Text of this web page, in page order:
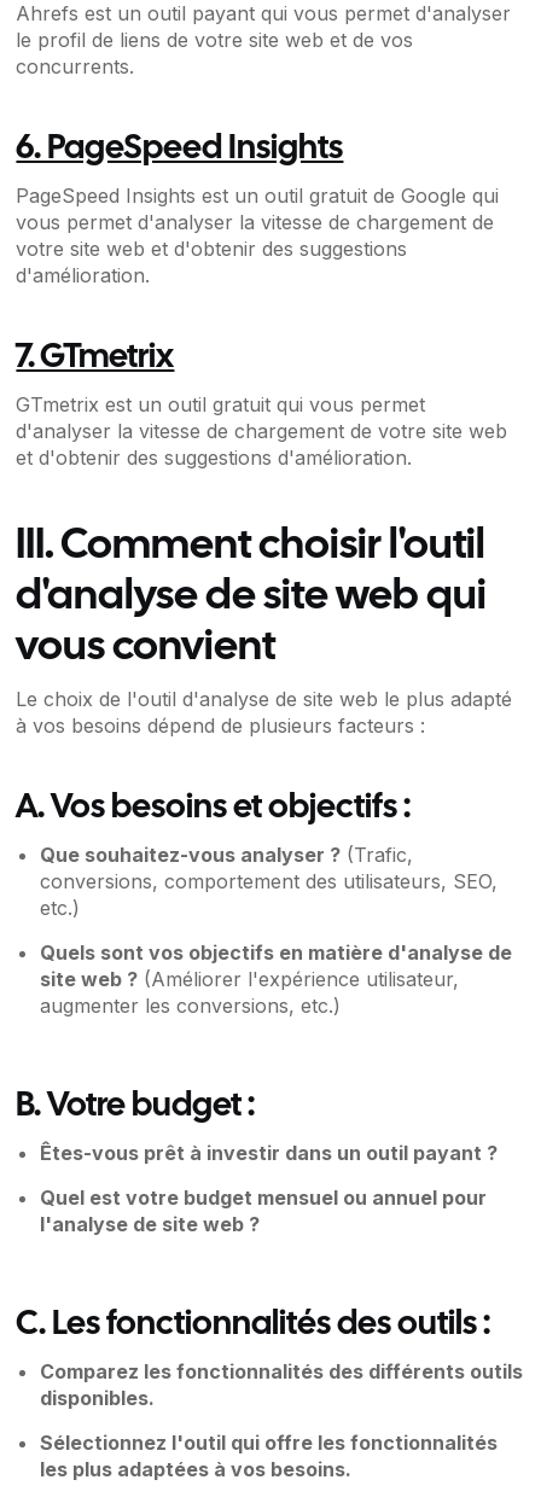
Ahrefs est un outil payant qui vous permet d'analyser
le profil de liens de votre site web et de vos
concurrents.
6. PageSpeed Insights
PageSpeed Insights est un outil gratuit de Google qui
vous permet d'analyser la vitesse de chargement de
votre site web et d'obtenir des suggestions
d'amélioration.
7. GTmetrix
GTmetrix est un outil gratuit qui vous permet
d'analyser la vitesse de chargement de votre site web
et d'obtenir des suggestions d'amélioration.
III. Comment choisir l'outil
d'analyse de site web qui
vous convient
Le choix de l'outil d'analyse de site web le plus adapté
à vos besoins dépend de plusieurs facteurs :
A. Vos besoins et objectifs :
Que souhaitez-vous analyser ? (Trafic,
conversions, comportement des utilisateurs, SEO,
etc.)
Quels sont vos objectifs en matière d'analyse de
site web ? (Améliorer l'expérience utilisateur,
augmenter les conversions, etc.)
B. Votre budget :
Êtes-vous prêt à investir dans un outil payant ?
Quel est votre budget mensuel ou annuel pour
l'analyse de site web ?
C. Les fonctionnalités des outils :
Comparez les fonctionnalités des différents outils
disponibles.
Sélectionnez l'outil qui offre les fonctionnalités
les plus adaptées à vos besoins.